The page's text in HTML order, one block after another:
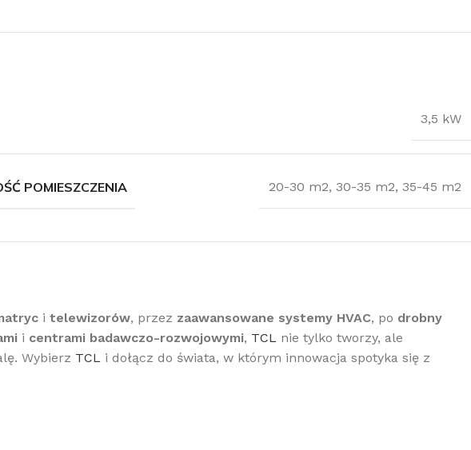
3,5 kW
POMIESZCZENIA 20-30 m2, 30-35 m2, 35-45 m2
i telewizorów, przez zaawansowane systemy HVAC, po drobny
i centrami badawczo-rozwojowymi, TCL nie tylko tworzy, ale
Wybierz TCL i dołącz do świata, w którym innowacja spotyka się z